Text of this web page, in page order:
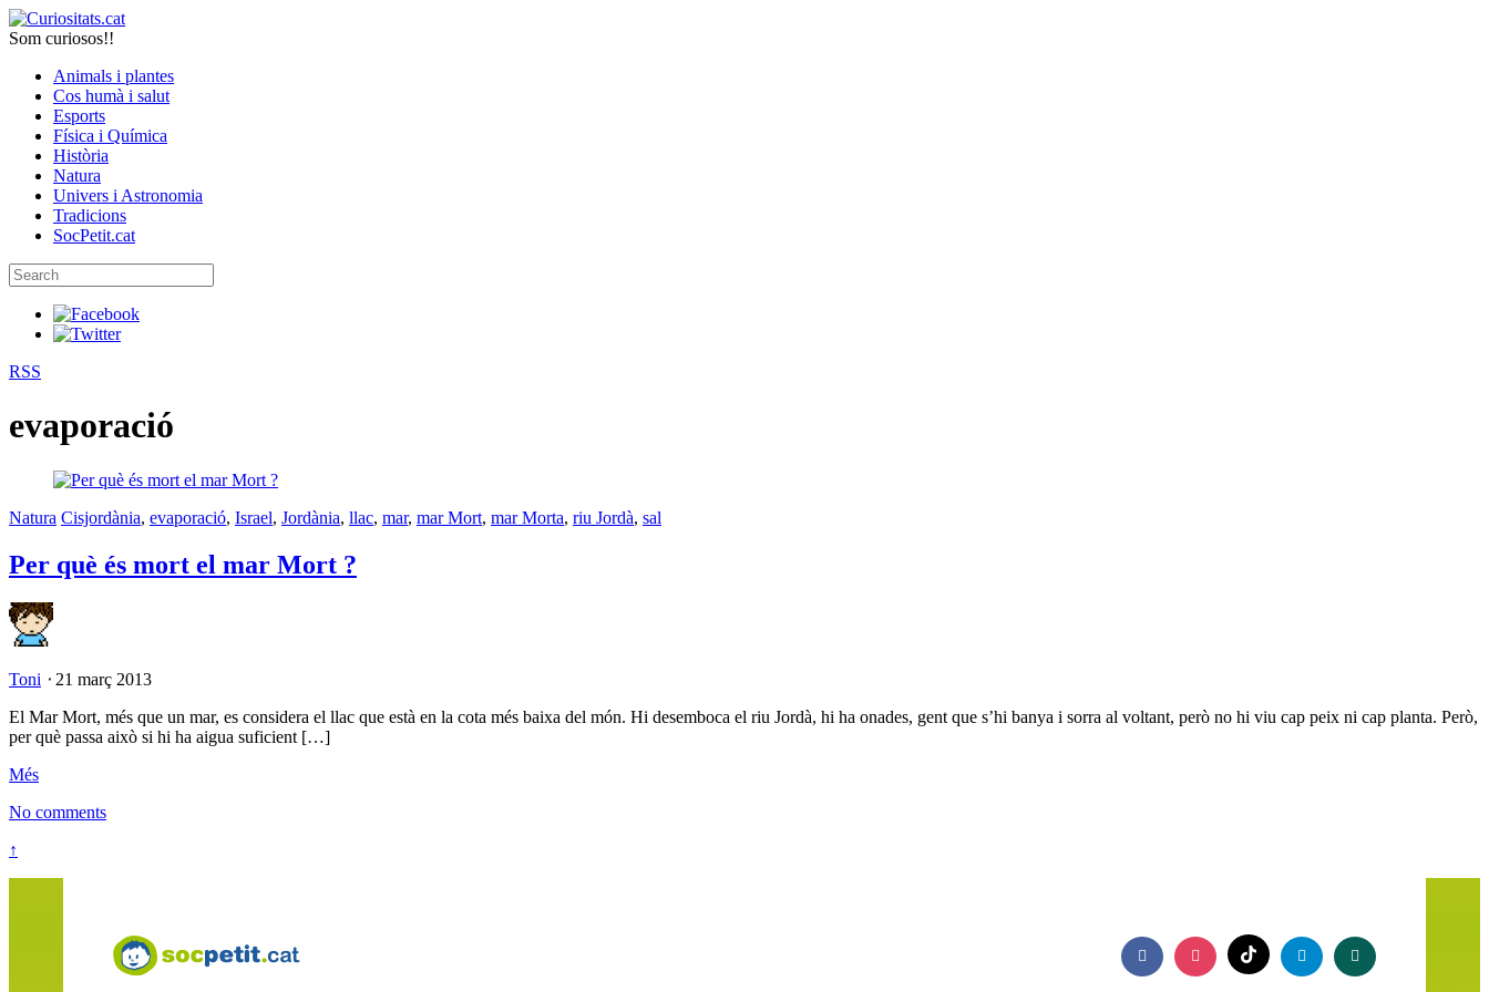
Som curiosos!!
Animals i plantes
Cos humà i salut
Esports
Física i Química
Història
Natura
Univers i Astronomia
Tradicions
SocPetit.cat
RSS
evaporació
Natura Cisjordània, evaporació, Israel, Jordània, llac, mar, mar Mort, mar Morta, riu Jordà, sal
Per què és mort el mar Mort ?
Toni ⋅ 21 març 2013
El Mar Mort, més que un mar, es considera el llac que està en la cota més baixa del món. Hi desemboca el riu Jordà, hi ha onades, gent que s’hi banya i sorra al voltant, però no hi viu cap peix ni cap planta. Però,
per què passa això si hi ha aigua suficient […]
Més
No comments
↑